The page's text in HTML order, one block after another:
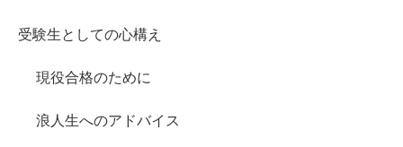
受験生としての心構え
現役合格のために
浪人生へのアドバイス